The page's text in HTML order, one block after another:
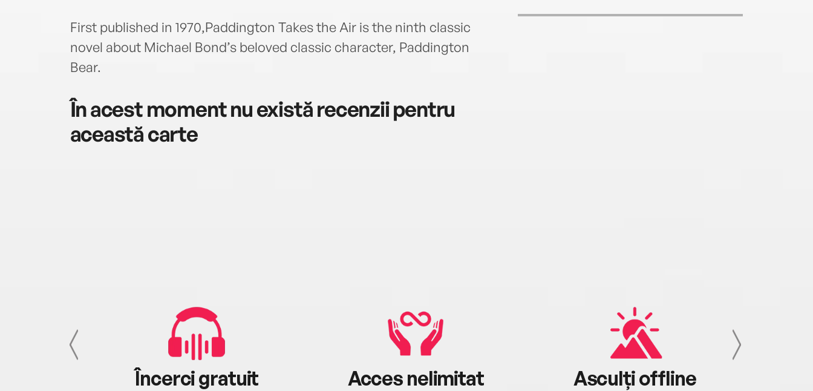
First published in 1970,Paddington Takes the Air is the ninth classic
novel about Michael Bond’s beloved classic character, Paddington
Bear.
În acest moment nu există recenzii pentru
această carte
Încerci gratuit Acces nelimitat Asculți offline